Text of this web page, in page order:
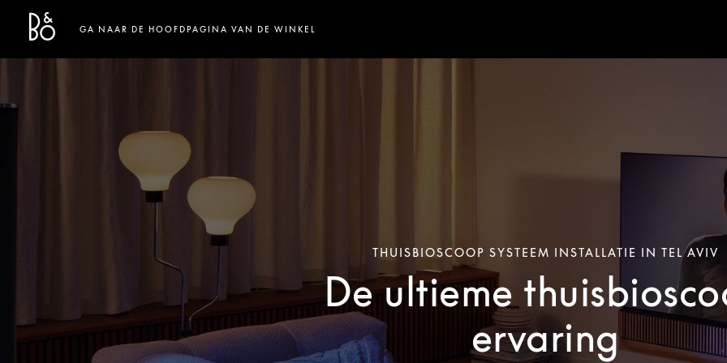
Bang & Olufsen - Exist to Create
Link Opens in New Tab
GA NAAR DE HOOFDPAGINA VAN DE WINKEL
THUISBIOSCOOP SYSTEEM INSTALLATIE IN TEL AVIV
De ultieme
ervaring